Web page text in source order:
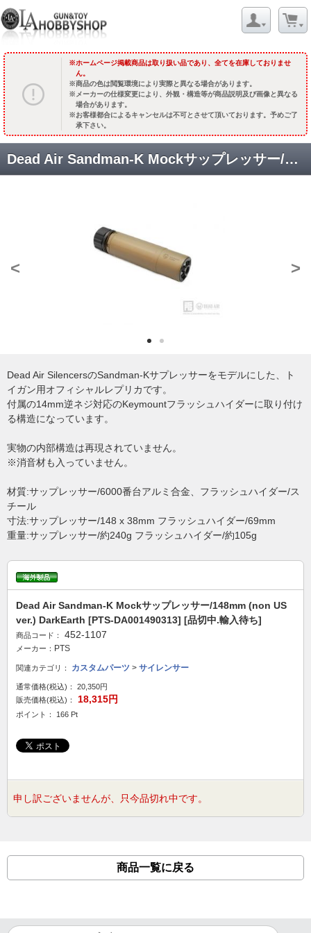
ホームページ掲載商品は取り扱い品であり、全てを在庫しておりませ
ん。
商品の色は閲覧環境により実際と異なる場合があります。
メーカーの仕様変更により、外観・構造等が商品説明及び画像と異なる
場合があります。
お客様都合によるキャンセルは不可とさせて頂いております。予めご了
承下さい。
Dead Air Sandman-K Mockサップレッサー/148mm (non US ver.) DarkEarth [PTS-DA001490313] [品切中.輸入待ち]
< >
Dead Air SilencersのSandman-Kサプレッサーをモデルにした、ト
イガン用オフィシャルレプリカです。
付属の14mm逆ネジ対応のKeymountフラッシュハイダーに取り付け
る構造になっています。
実物の内部構造は再現されていません。
※消音材も入っていません。
材質:サップレッサー/6000番台アルミ合金、フラッシュハイダー/ス
チール
寸法:サップレッサー/148 x 38mm フラッシュハイダー/69mm
重量:サップレッサー/約240g フラッシュハイダー/約105g
Dead Air Sandman-K Mockサップレッサー/148mm (non US
ver.) DarkEarth [PTS-DA001490313] [品切中.輸入待ち]
商品コード： 452-1107
メーカー： PTS
関連カテゴリ： カスタムパーツ > サイレンサー
通常価格(税込)：
20,350円
販売価格(税込)：
18,315円
ポイント： 166 Pt
申し訳ございませんが、只今品切れ中です。
商品一覧に戻る